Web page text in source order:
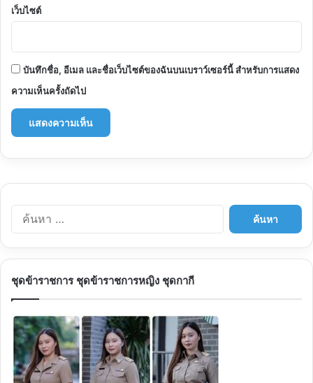
เว็บไซต์
บันทึกชื่อ, อีเมล และชื่อเว็บไซต์ของฉันบนเบราว์เซอร์นี้ สำหรับการแสดง
ความเห็นครั้งถัดไป
ค้นหา
ชุดข้าราชการ ชุดข้าราชการหญิง ชุดกากี